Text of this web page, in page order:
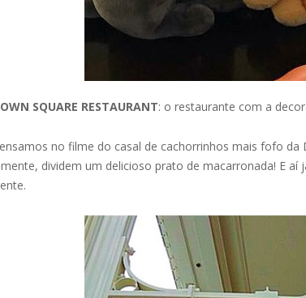
SQUARE RESTAURANT: o restaurante com a
no filme do casal de cachorrinhos mais fofo da
dividem um delicioso prato de macarronada! E